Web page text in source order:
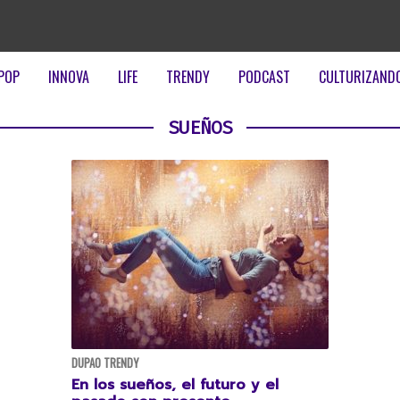
INNOVA LIFE TRENDY PODCAST
SUEÑOS
DUPAO TRENDY
En los sueños, el futuro y el